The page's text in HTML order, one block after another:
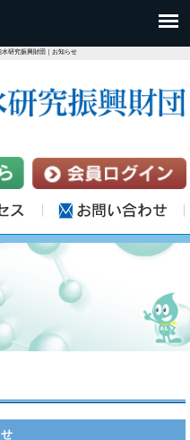
研究振興財団｜お知らせ